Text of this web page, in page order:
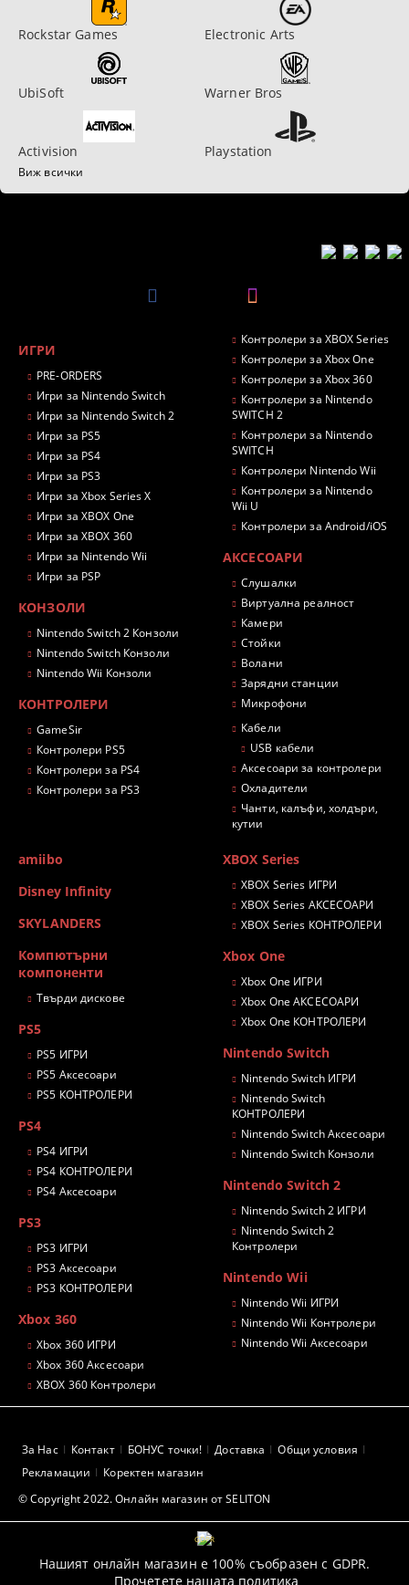
Rockstar Games Electronic Arts
UbiSoft Warner Bros
Activision Playstation
Виж всички
ИГРИ
PRE-ORDERS
Игри за Nintendo Switch
Игри за Nintendo Switch 2
Игри за PS5
Игри за PS4
Игри за PS3
Игри за Xbox Series X
Игри за XBOX One
Игри за XBOX 360
Игри за Nintendo Wii
Игри за PSP
КОНЗОЛИ
Nintendo Switch 2 Конзоли
Nintendo Switch Конзоли
Nintendo Wii Конзоли
КОНТРОЛЕРИ
GameSir
Контролери PS5
Контролери за PS4
Контролери за PS3
Контролери за XBOX Series
Контролери за Xbox One
Контролери за Xbox 360
Контролери за Nintendo
SWITCH 2
Контролери за Nintendo
SWITCH
Контролери Nintendo Wii
Контролери за Nintendo
Wii U
Контролери за Android/iOS
АКСЕСОАРИ
Слушалки
Виртуална реалност
Камери
Стойки
Волани
Зарядни станции
Микрофони
Кабели
USB кабели
Аксесоари за контролери
Охладители
Чанти, калъфи, холдъри,
кутии
amiibo
Disney Infinity
SKYLANDERS
Компютърни
компоненти
Твърди дискове
PS5
PS5 ИГРИ
PS5 Аксесоари
PS5 КОНТРОЛЕРИ
PS4
PS4 ИГРИ
PS4 КОНТРОЛЕРИ
PS4 Аксесоари
PS3
PS3 ИГРИ
PS3 Аксесоари
PS3 КОНТРОЛЕРИ
Xbox 360
Xbox 360 ИГРИ
Xbox 360 Аксесоари
XBOX 360 Контролери
XBOX Series
XBOX Series ИГРИ
XBOX Series АКСЕСОАРИ
XBOX Series КОНТРОЛЕРИ
Xbox One
Xbox One ИГРИ
Xbox One АКСЕСОАРИ
Xbox One КОНТРОЛЕРИ
Nintendo Switch
Nintendo Switch ИГРИ
Nintendo Switch
КОНТРОЛЕРИ
Nintendo Switch Аксесоари
Nintendo Switch Конзоли
Nintendo Switch 2
Nintendo Switch 2 ИГРИ
Nintendo Switch 2
Контролери
Nintendo Wii
Nintendo Wii ИГРИ
Nintendo Wii Контролери
Nintendo Wii Аксесоари
© Copyright 2022. Онлайн магазин от SELITON
За Нас Контакт БОНУС точки! Доставка
Общи условия
Рекламации
Коректен магазин
GDPR
Нашият онлайн магазин е 100% съобразен с GDPR.
Прочетете нашата политика